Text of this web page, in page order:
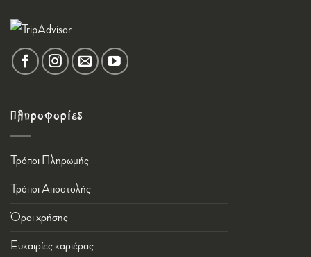
Πληροφορίες
Τρόποι Πληρωμής
Τρόποι Αποστολής
Όροι χρήσης
Ευκαιρίες καριέρας